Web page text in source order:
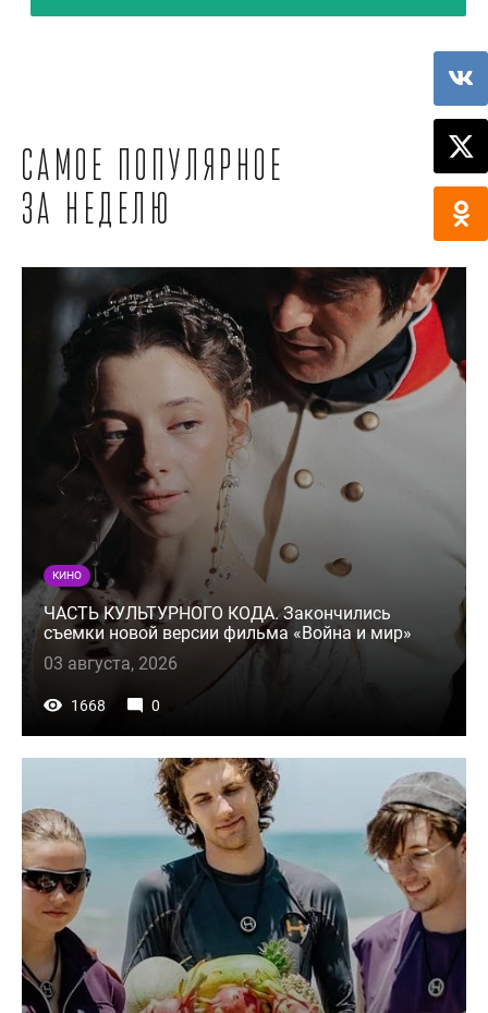
Самое популярное
за неделю
КИНО
ЧАСТЬ КУЛЬТУРНОГО КОДА. Закончились
съемки новой версии фильма «Война и мир»
03 августа, 2026
1668 0